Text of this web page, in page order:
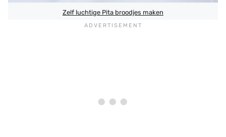
Zelf luchtige Pita broodjes maken